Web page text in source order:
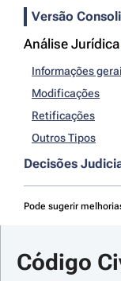
Versão
Análise Jurídica
Informações
Modificações
Retificações
Outros Tipos
Decisões
Pode sugerir
Código